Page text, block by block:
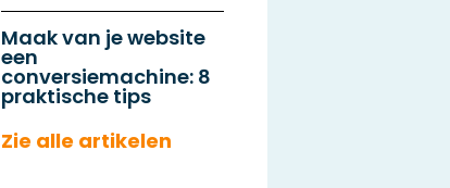
Maak van je website
een
conversiemachine: 8
praktische tips
Zie alle artikelen